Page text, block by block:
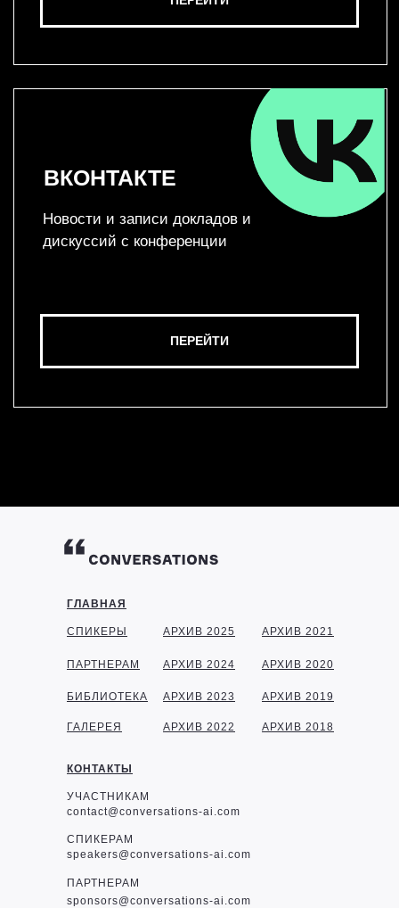
ГЛАВНАЯ
КОНТАКТЫ
СПИКЕРЫ
ПАРТНЕРАМ
БИБЛИОТЕКА
УЧАСТНИКАМ
contact@conversations-ai.com
СПИКЕРАМ
speakers@conversations-ai.com
ПАРТНЕРАМ
sponsors@conversations-ai.com
ГАЛЕРЕЯ
АРХИВ 2025
АРХИВ 2024
АРХИВ 2023
АРХИВ 2022
АРХИВ 2021
АРХИВ 2020
АРХИВ 2019
АРХИВ 2018